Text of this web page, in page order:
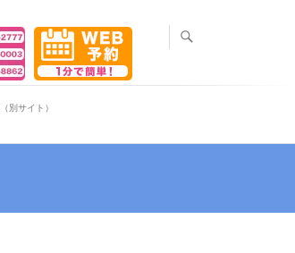
（別サイト）